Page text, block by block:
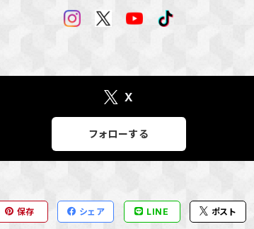
X
フォローする
保存 シェア LINE ポスト